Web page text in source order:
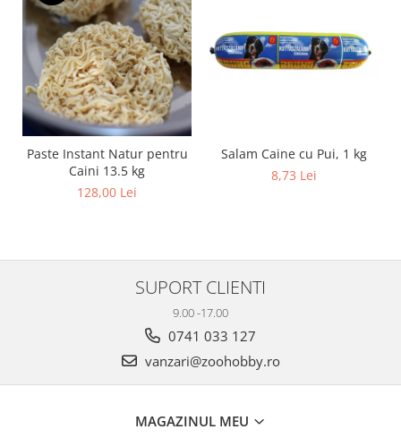
Paste Instant Natur pentru
Caini 13.5 kg
128,00 Lei
Salam Caine cu Pui, 1 kg
8,73 Lei
SUPORT CLIENTI
9.00 -17.00
0741 033 127
vanzari@zoohobby.ro
MAGAZINUL MEU